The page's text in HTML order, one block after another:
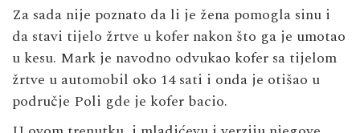
Za sada nije poznato da li je žena pomogla sinu i
da stavi tijelo žrtve u kofer nakon što ga je umotao
u kesu. Mark je navodno odvukao kofer sa tijelom
žrtve u automobil oko 14 sati i onda je otišao u
područje Poli gde je kofer bacio.